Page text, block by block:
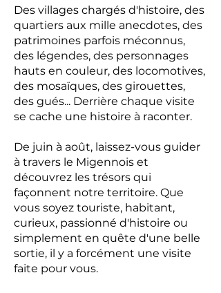
Des villages chargés d'histoire, des
quartiers aux mille anecdotes, des
patrimoines parfois méconnus,
des légendes, des personnages
hauts en couleur, des locomotives,
des mosaïques, des girouettes,
des gués... Derrière chaque visite
se cache une histoire à raconter.
De juin à août, laissez-vous guider
à travers le Migennois et
découvrez les trésors qui
façonnent notre territoire. Que
vous soyez touriste, habitant,
curieux, passionné d'histoire ou
simplement en quête d'une belle
sortie, il y a forcément une visite
faite pour vous.